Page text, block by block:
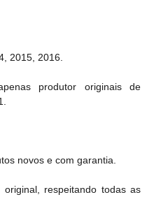
2015, 2016.
produtor originais de
novos e com garantia.
respeitando todas as